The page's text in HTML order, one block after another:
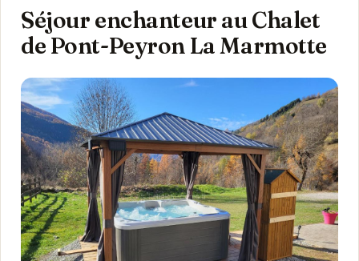
Séjour enchanteur au Chalet
de Pont-Peyron La Marmotte